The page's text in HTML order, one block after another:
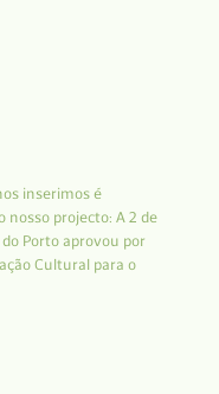
inserimos é
projecto: A 2 de
Porto aprovou por
Cultural para o